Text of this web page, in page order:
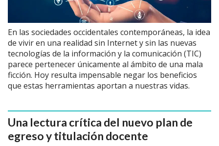
En las sociedades occidentales contemporáneas, la idea
de vivir en una realidad sin Internet y sin las nuevas
tecnologías de la información y la comunicación (TIC)
parece pertenecer únicamente al ámbito de una mala
ficción. Hoy resulta impensable negar los beneficios
que estas herramientas aportan a nuestras vidas.
Una lectura crítica del nuevo plan de
egreso y titulación docente